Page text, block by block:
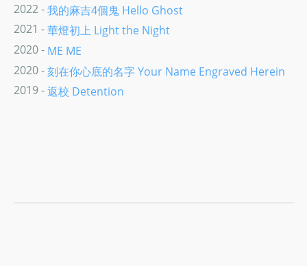
2022 -我的麻吉4個鬼 Hello Ghost
2021 -華燈初上 Light the Night
2020 - ME ME
2020 -刻在你心底的名字 Your Name Engraved Herein
2019 -返校 Detention